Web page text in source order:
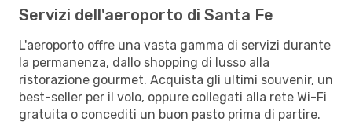
Servizi dell'aeroporto di Santa Fe
L'aeroporto offre una vasta gamma di servizi durante
la permanenza, dallo shopping di lusso alla
ristorazione gourmet. Acquista gli ultimi souvenir, un
best-seller per il volo, oppure collegati alla rete Wi-Fi
gratuita o concediti un buon pasto prima di partire.